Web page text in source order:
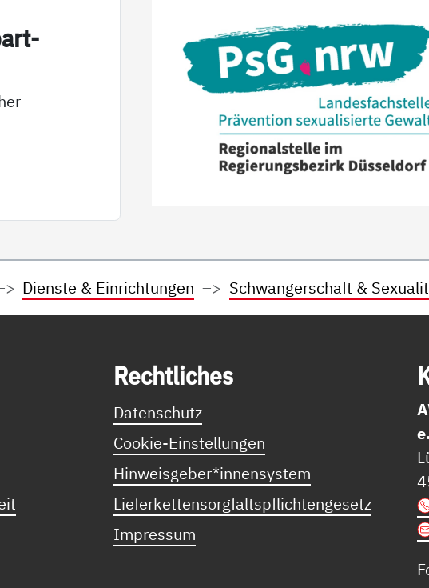
Dienste & Einrichtungen Schwangerschaft &
Recht­li­ches
Datenschutz
Cookie-Einstellungen
Hinweisgeber*innensystem
Lieferkettensorgfaltspflichtengesetz
Impressum